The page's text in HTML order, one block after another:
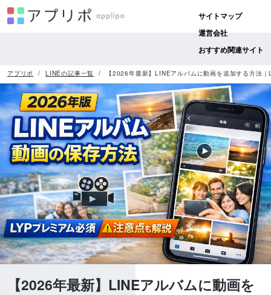
サイトマップ
運営会社
おすすめ関連サイト
アプリポ LINEの記事一覧 【2026年最新】LINEアルバムに動画を追加する方法
【2026年最新】LINEアルバムに動画を